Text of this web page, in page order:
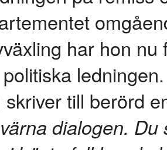
har hon
ledningen.
skriver till berörd
värna dialogen.